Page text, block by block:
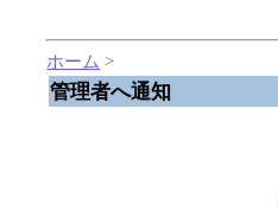
ホーム >
管理者へ通知